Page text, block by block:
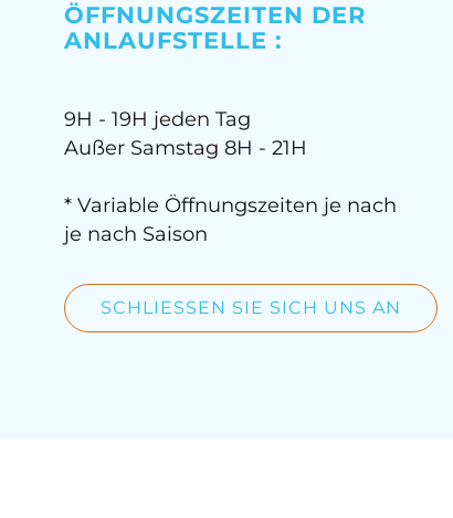
ÖFFNUNGSZEITEN DER
ANLAUFSTELLE :
9H - 19H jeden Tag
Außer Samstag 8H - 21H
* Variable Öffnungszeiten je nach
je nach Saison
SCHLIESSEN SIE SICH UNS AN